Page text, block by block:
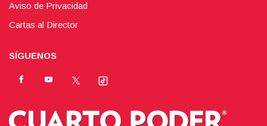
Aviso de Privacidad
Cartas al Director
SÍGUENOS